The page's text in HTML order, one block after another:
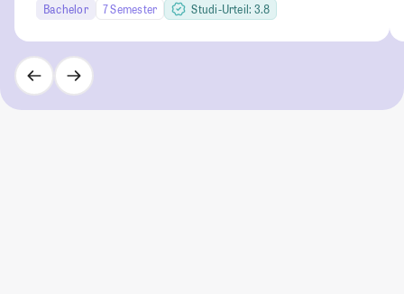
Bachelor 7 Semester Studi-Urteil: 3.8